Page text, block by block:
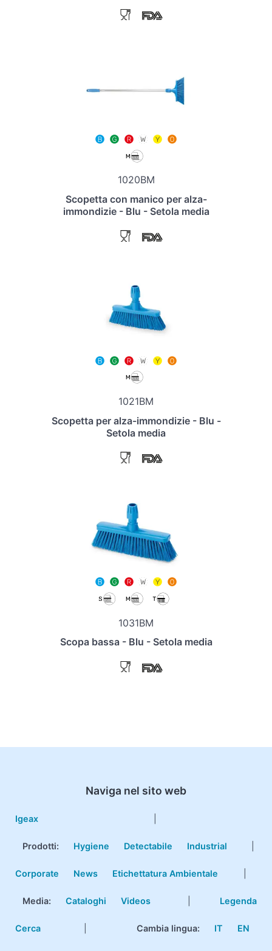
1020BM
Scopetta con manico per alza-
immondizie - Blu - Setola media
1021BM
Scopetta per alza-immondizie - Blu -
Setola media
1031BM
Scopa bassa - Blu - Setola media
Naviga nel sito web
Igeax
Prodotti: Hygiene Detectabile Industrial
Corporate News Etichettatura Ambientale
Media: Cataloghi Videos Legenda
Cerca Cambia lingua: IT EN